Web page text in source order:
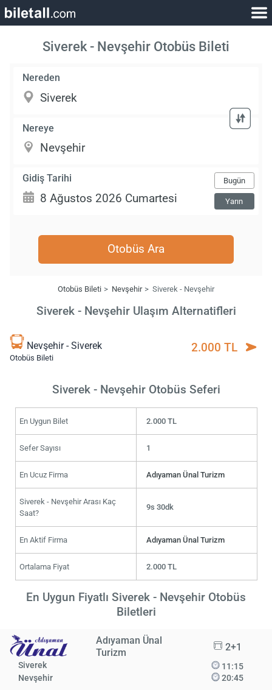
Siverek - Nevşehir Otobüs Bileti
Nereden
Nereye
Gidiş Tarihi Bugün
Yarın
Otobüs Ara
Otobüs Bileti Nevşehir Siverek - Nevşehir
Siverek - Nevşehir Ulaşım Alternatifleri
Nevşehir - Siverek
Otobüs Bileti
2.000 TL
Siverek - Nevşehir Otobüs Seferi
En Uygun Bilet 2.000 TL
Sefer Sayısı 1
En Ucuz Firma Adıyaman Ünal Turizm
Siverek - Nevşehir Arası Kaç
Saat?
9s 30dk
En Aktif Firma Adıyaman Ünal Turizm
Ortalama Fiyat 2.000 TL
En Uygun Fiyatlı Siverek - Nevşehir Otobüs
Biletleri
Adıyaman Ünal
Turizm
2+1
Siverek
Nevşehir
11:15
20:45